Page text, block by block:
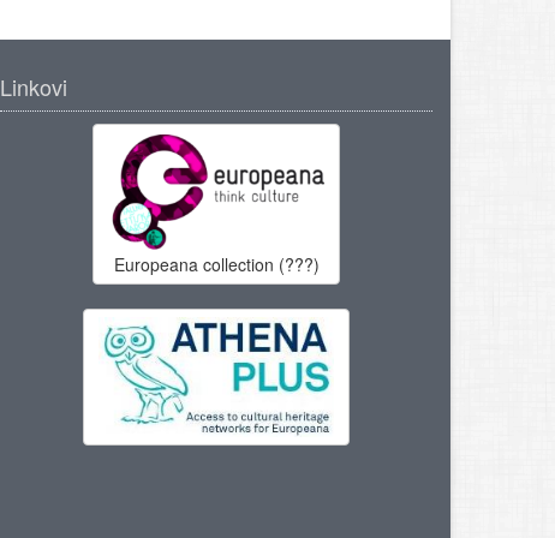
Linkovi
Europeana collection (???)